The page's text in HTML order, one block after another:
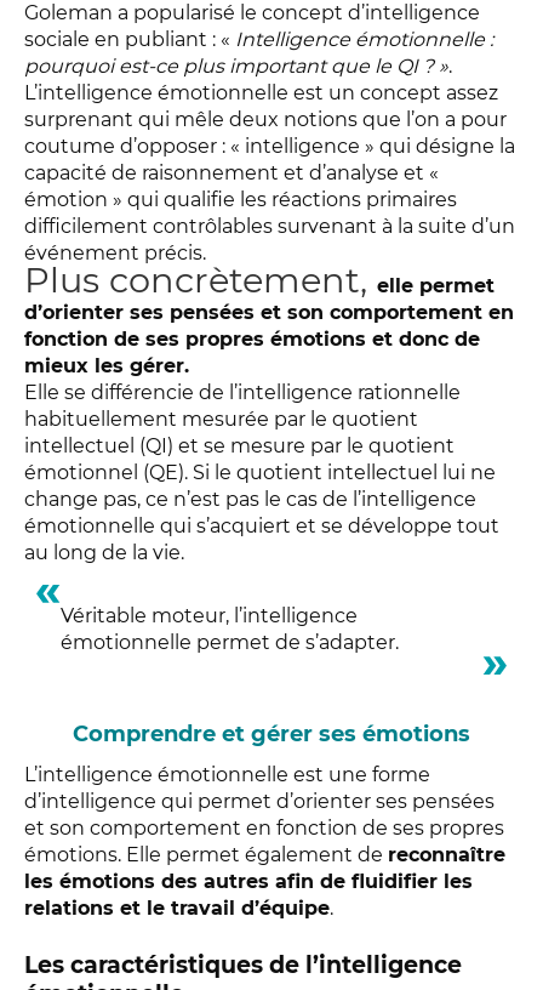
Goleman a popularisé le concept d’intelligence
sociale en publiant : « Intelligence émotionnelle :
pourquoi est-ce plus important que le QI ? ».
L’intelligence émotionnelle est un concept assez
surprenant qui mêle deux notions que l’on a pour
coutume d’opposer : « intelligence » qui désigne la
capacité de raisonnement et d’analyse et «
émotion » qui qualifie les réactions primaires
difficilement contrôlables survenant à la suite d’un
événement précis.
Plus concrètement, elle permet
d’orienter ses pensées et son comportement en
fonction de ses propres émotions et donc de
mieux les gérer.
Elle se différencie de l’intelligence rationnelle
habituellement mesurée par le quotient
intellectuel (QI) et se mesure par le quotient
émotionnel (QE). Si le quotient intellectuel lui ne
change pas, ce n’est pas le cas de l’intelligence
émotionnelle qui s’acquiert et se développe tout
au long de la vie.
Véritable moteur, l’intelligence
émotionnelle permet de s’adapter.
Comprendre et gérer ses émotions
L’intelligence émotionnelle est une forme
d’intelligence qui permet d’orienter ses pensées
et son comportement en fonction de ses propres
émotions. Elle permet également de reconnaître
les émotions des autres afin de fluidifier les
relations et le travail d’équipe.
Les caractéristiques de l’intelligence